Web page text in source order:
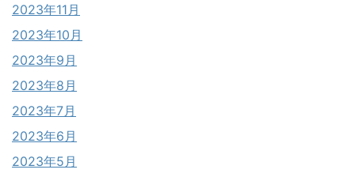
2023年11月
2023年10月
2023年9月
2023年8月
2023年7月
2023年6月
2023年5月